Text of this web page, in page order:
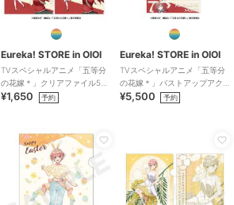
Eureka! STORE in OIOI
TVスペシャルアニメ「五等分
の花嫁＊」クリアファイル5種
セット
¥1,650 予約
Eureka! STORE in OIOI
TVスペシャルアニメ「五等分
の花嫁＊」バストアップアク
リルメガスタンド 三玖
¥5,500 予約